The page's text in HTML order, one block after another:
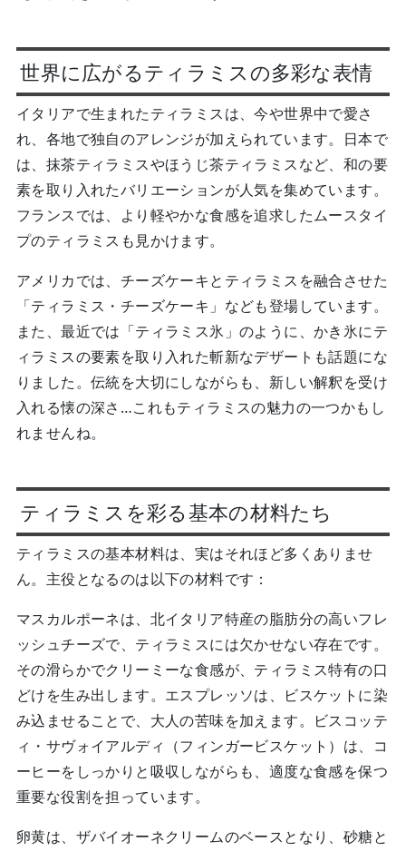
世界に広がるティラミスの多彩な表情
イタリアで生まれたティラミスは、今や世界中で愛さ
れ、各地で独自のアレンジが加えられています。日本で
は、抹茶ティラミスやほうじ茶ティラミスなど、和の要
素を取り入れたバリエーションが人気を集めています。
フランスでは、より軽やかな食感を追求したムースタイ
プのティラミスも見かけます。
アメリカでは、チーズケーキとティラミスを融合させた
「ティラミス・チーズケーキ」なども登場しています。
また、最近では「ティラミス氷」のように、かき氷にテ
ィラミスの要素を取り入れた斬新なデザートも話題にな
りました。伝統を大切にしながらも、新しい解釈を受け
入れる懐の深さ…これもティラミスの魅力の一つかもし
れませんね。
ティラミスを彩る基本の材料たち
ティラミスの基本材料は、実はそれほど多くありませ
ん。主役となるのは以下の材料です：
マスカルポーネは、北イタリア特産の脂肪分の高いフレ
ッシュチーズで、ティラミスには欠かせない存在です。
その滑らかでクリーミーな食感が、ティラミス特有の口
どけを生み出します。エスプレッソは、ビスケットに染
み込ませることで、大人の苦味を加えます。ビスコッテ
ィ・サヴォイアルディ（フィンガービスケット）は、コ
ーヒーをしっかりと吸収しながらも、適度な食感を保つ
重要な役割を担っています。
卵黄は、ザバイオーネクリームのベースとなり、砂糖と